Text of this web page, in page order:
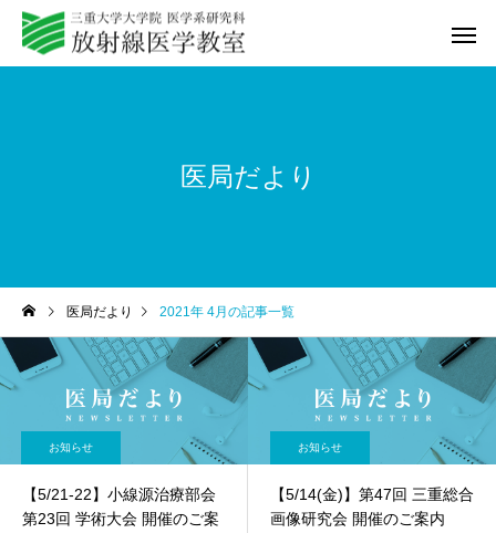
Q&A 動画セミ
医局だより
医局だより 2021年 4月の記事一覧
お知らせ
【5/21-22】小線源治療部会
第23回 学術大会 開催のご案
お知らせ
【5/14(金)】第47回 三重総合
画像研究会 開催のご案内